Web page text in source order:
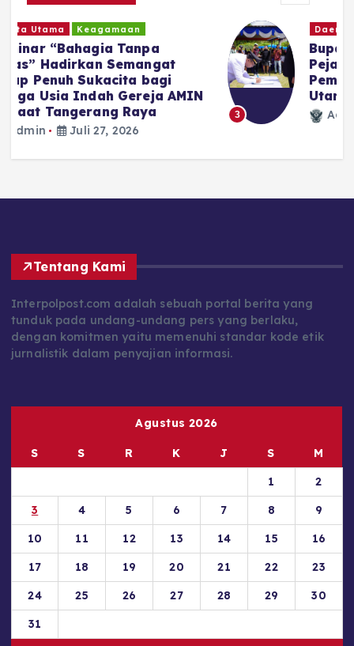
3
Daerah
Bupati Tapanuli Utara Lantik 23
Pejabat di Lingkungan
Pemerintah Kabupaten Tapanuli
Utara
Admin Juni 30, 2026
Tentang Kami
tunduk pada undang-undang pers yang berlaku,
dengan komitmen yaitu memenuhi standar kode etik
jurnalistik dalam penyajian informasi.
Agustus 2026
1
2
3
4 5 6 7 8
9
10
11 12 13 14 15
16
17
18 19 20 21 22
23
24
25 26 27 28 29
30
31
« Jul